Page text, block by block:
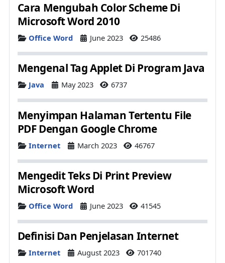
Cara Mengubah Color Scheme Di
Microsoft Word 2010
Details
Office Word June 2023 25486
Mengenal Tag Applet Di Program Java
Details
Java May 2023 6737
Menyimpan Halaman Tertentu File
PDF Dengan Google Chrome
Details
Internet March 2023 46767
Mengedit Teks Di Print Preview
Microsoft Word
Details
Office Word June 2023 41545
Definisi Dan Penjelasan Internet
Details
Internet August 2023 701740